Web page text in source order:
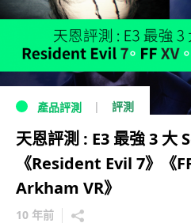
產品評測 評測
天恩評測 : E3 最強 3 大
《Resident Evil 7》《
Arkham VR》
10 年前